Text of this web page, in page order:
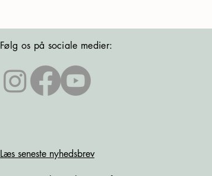
Følg os på sociale medier:
Læs seneste nyhedsbrev